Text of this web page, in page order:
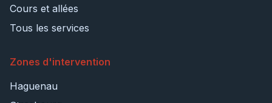
Cours et allées
Tous les services
Zones d'intervention
Haguenau